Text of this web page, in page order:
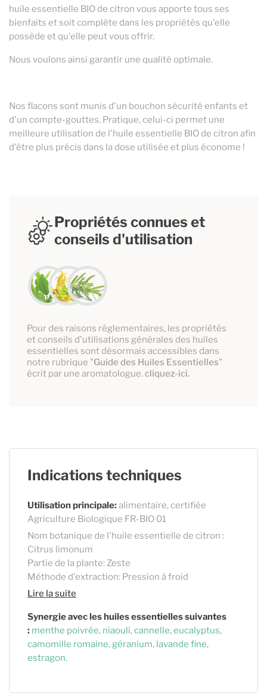
huile essentielle BIO de citron vous apporte tous ses
bienfaits et soit complète dans les propriétés qu'elle
possède et qu'elle peut vous offrir.
Nous voulons ainsi garantir une qualité optimale.
Nos flacons sont munis d'un bouchon sécurité enfants et
d'un compte-gouttes. Pratique, celui-ci permet une
meilleure utilisation de l'huile essentielle BIO de citron afin
d'être plus précis dans la dose utilisée et plus économe !
Propriétés connues et
conseils d'utilisation
Pour des raisons réglementaires, les propriétés
et conseils d'utilisations générales des huiles
essentielles sont désormais accessibles dans
notre rubrique "Guide des Huiles Essentielles"
écrit par une aromatologue.cliquez-ici.
Indications techniques
Utilisation principale:alimentaire, certifiée
Agriculture Biologique FR-BIO 01
Nom botanique de l'huile essentielle de citron :
Citrus limonum
Partie de la plante: Zeste
Méthode d'extraction: Pression à froid
Lire la suite
Synergie avec les huiles essentielles suivantes
: menthe poivrée, niaouli,cannelle,eucalyptus,
camomille romaine,géranium, lavande fine,
estragon.